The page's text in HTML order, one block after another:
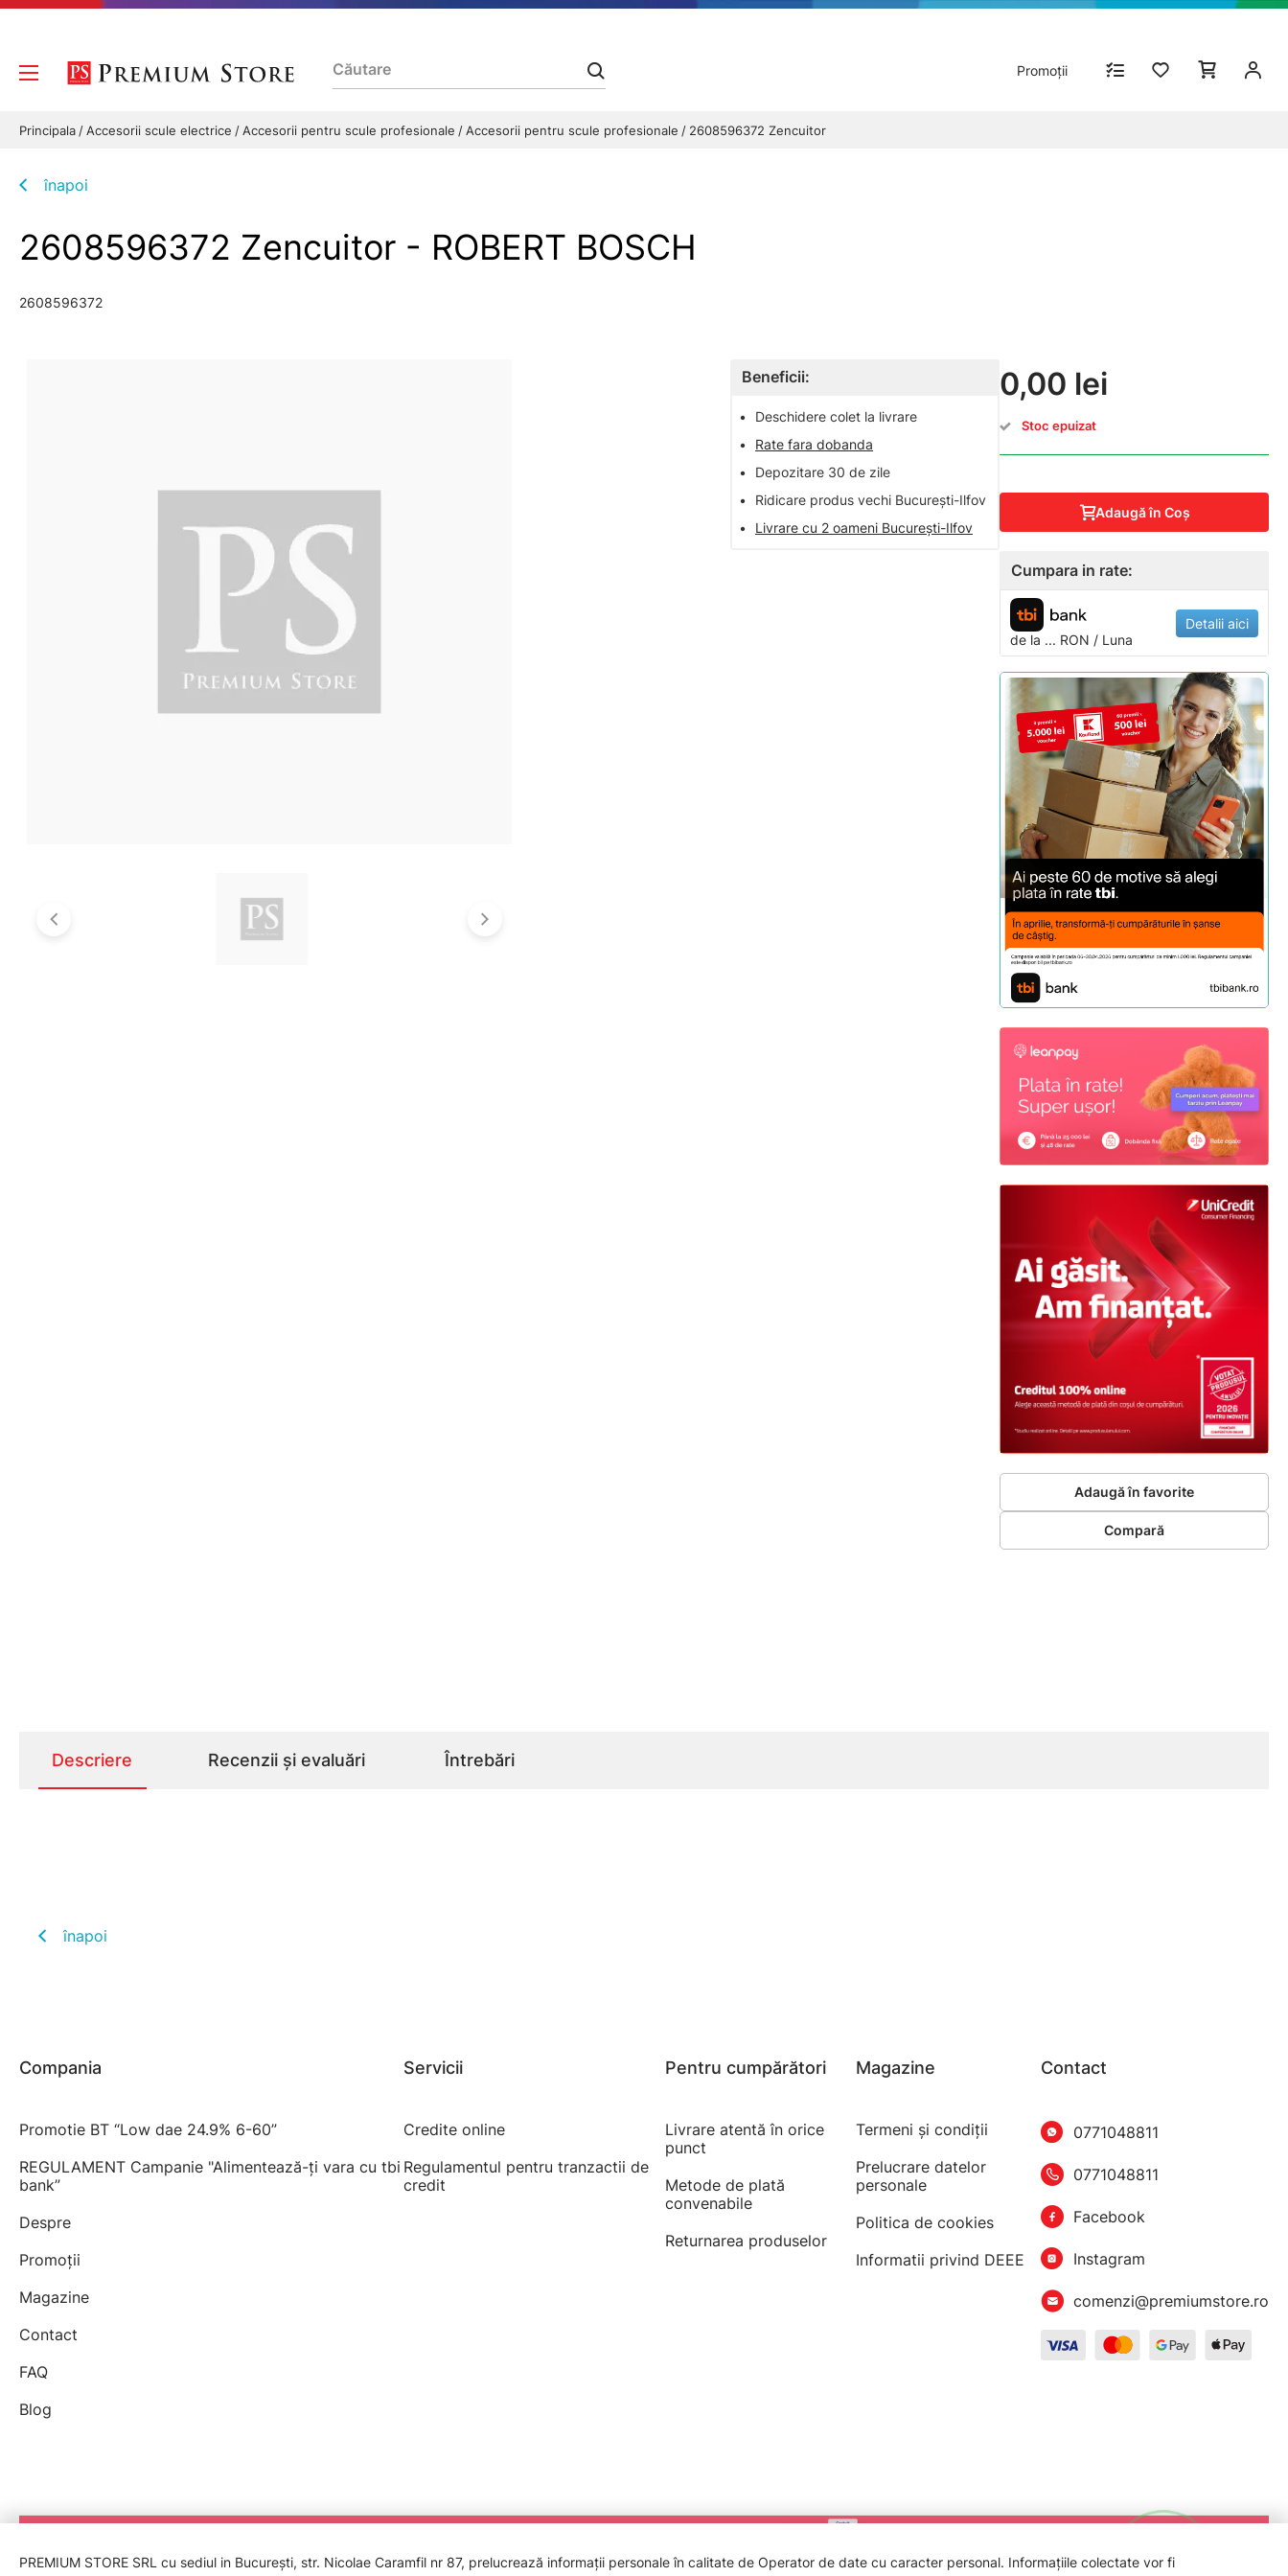
Promoții
Principala Accesorii scule electrice Accesorii pentru scule profesionale Accesorii pentru scule profesionale 2608596372 Zencuitor
înapoi
2608596372 Zencuitor - ROBERT BOSCH
2608596372
Beneficii:
•
Deschidere colet la livrare
•
Rate fara dobanda
•
Depozitare 30 de zile
•
Ridicare produs vechi București-Ilfov
•
Livrare cu 2 oameni București-Ilfov
0,00 lei
Stoc epuizat
Adaugă în Coş
Cumpara in rate:
de la ... RON / Luna
Detalii aici
Adaugă în favorite
Compară
Descriere Recenzii și evaluări Întrebări
înapoi
Compania
Promotie BT “Low dae 24.9% 6-60”
REGULAMENT Campanie "Alimentează-ți vara cu tbi
bank”
Despre
Promoții
Magazine
Contact
FAQ
Blog
Servicii
Credite online
Regulamentul pentru tranzactii de
credit
Pentru cumpărători
Livrare atentă în orice
punct
Metode de plată
convenabile
Returnarea produselor
Magazine
Termeni şi condiţii
Prelucrare datelor
personale
Politica de cookies
Informatii privind DEEE
Contact
0771048811
0771048811
Facebook
Instagram
comenzi@premiumstore.ro
PREMIUM STORE SRL cu sediul in București, str. Nicolae Caramfil nr 87, prelucrează informații personale în calitate de Operator de date cu caracter personal. Informațiile colectate vor fi